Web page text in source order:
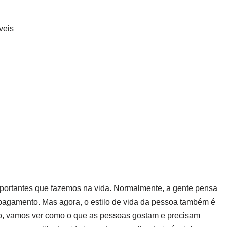
que fazemos na vida. Normalmente, a gente pensa
Mas agora, o estilo de vida da pessoa também é
vamos ver como o que as pessoas gostam e precisam